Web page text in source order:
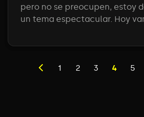
pero no se preocupen, estoy
un tema espectacular. Hoy
1 2 3 4 5